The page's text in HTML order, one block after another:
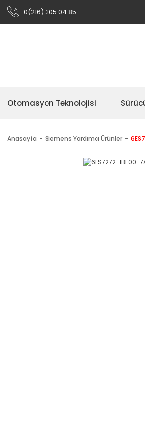
0(216) 305 04 85
Otomasyon Teknolojisi
Anasayfa Siemens Yardımcı Ürünler